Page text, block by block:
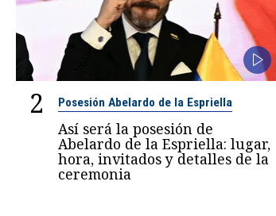
2 Posesión Abelardo de la Espriella
Así será la posesión de
Abelardo de la Espriella: lugar,
hora, invitados y detalles de la
ceremonia